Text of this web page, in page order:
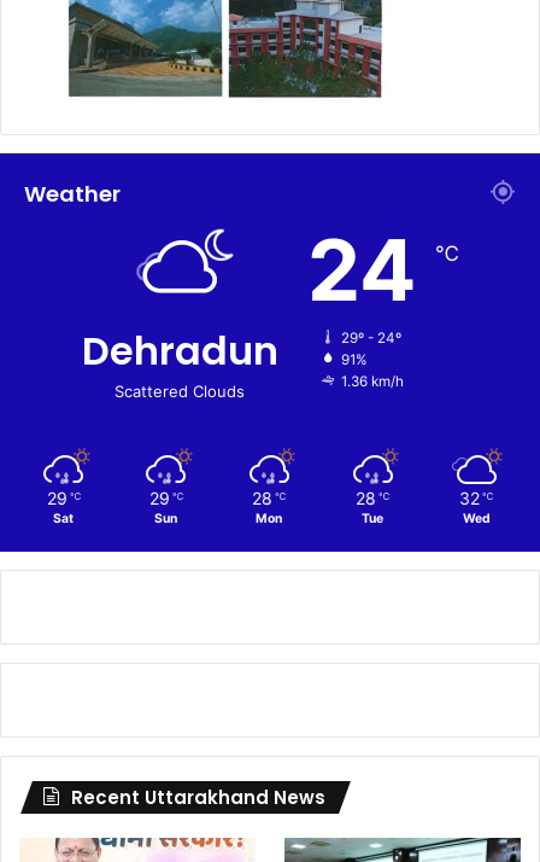
Weather
Dehradun
Scattered Clouds
24 ℃
29º - 24º
91%
1.36 km/h
29 ℃
Sat
29 ℃
Sun
28 ℃
Mon
28 ℃
Tue
32 ℃
Wed
Recent Uttarakhand News